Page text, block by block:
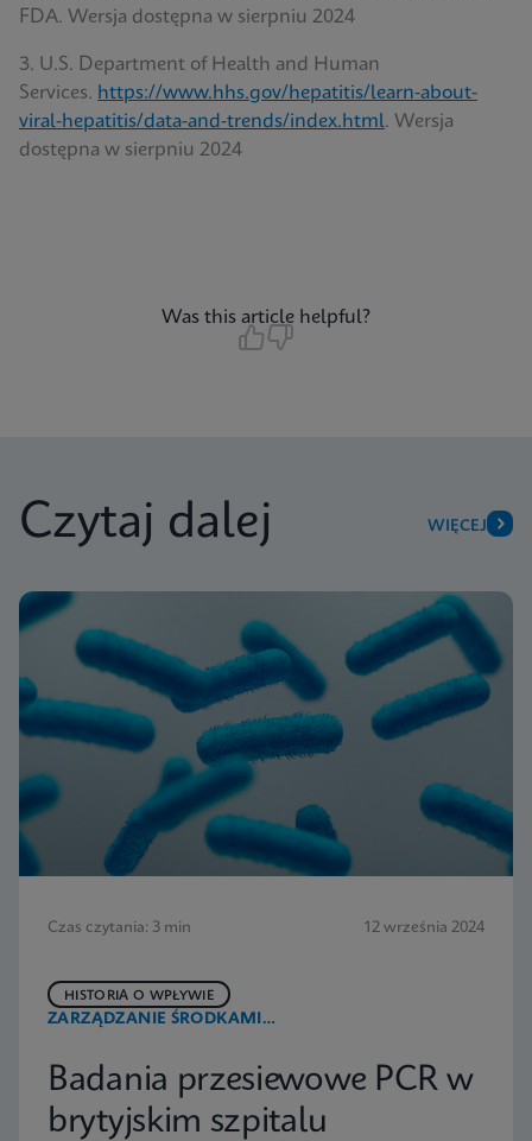
FDA. Wersja dostępna w sierpniu 2024
3. U.S. Department of Health and Human
Services. https://www.hhs.gov/hepatitis/learn-about-
viral-hepatitis/data-and-trends/index.html. Wersja
dostępna w sierpniu 2024
Was this article helpful?
Czytaj dalej WIĘCEJ
Czas czytania: 3 min 12 września 2024
ZARZĄDZANIE ŚRODKAMI
HISTORIA O WPŁYWIE
Badania przesiewowe PCR w
brytyjskim szpitalu